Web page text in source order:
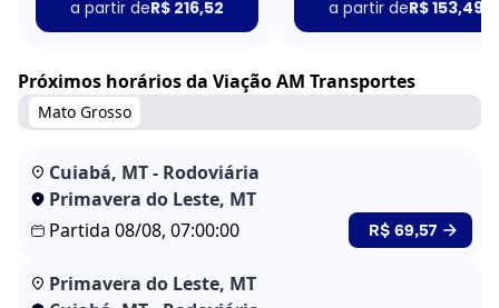
a partir deR$ 216,52 a partir deR$ 153,49
Próximos horários da Viação AM Transportes
Mato Grosso
Cuiabá, MT - Rodoviária
Primavera do Leste, MT
Partida 08/08, 07:00:00
R$ 69,57
Primavera do Leste, MT